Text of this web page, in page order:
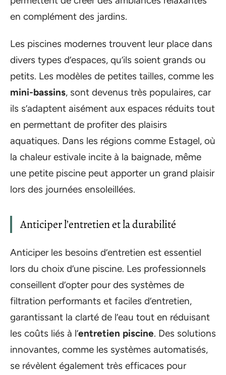
en complément des jardins.
Les piscines modernes trouvent leur place dans
divers types d’espaces, qu’ils soient grands ou
petits. Les modèles de petites tailles, comme les
mini-bassins, sont devenus très populaires, car
ils s’adaptent aisément aux espaces réduits tout
en permettant de profiter des plaisirs
aquatiques. Dans les régions comme Estagel, où
la chaleur estivale incite à la baignade, même
une petite piscine peut apporter un grand plaisir
lors des journées ensoleillées.
Anticiper l’entretien et la durabilité
Anticiper les besoins d’entretien est essentiel
lors du choix d’une piscine. Les professionnels
conseillent d’opter pour des systèmes de
filtration performants et faciles d’entretien,
garantissant la clarté de l’eau tout en réduisant
les coûts liés à l’entretien piscine. Des solutions
innovantes, comme les systèmes automatisés,
se révèlent également très efficaces pour